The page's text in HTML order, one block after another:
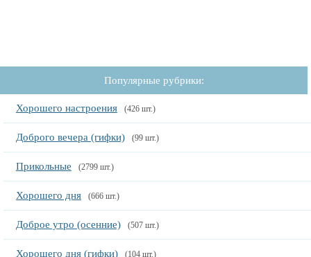
Популярные рубрики:
Хорошего настроения (426 шт.)
Доброго вечера (гифки) (99 шт.)
Прикольные (2799 шт.)
Хорошего дня (666 шт.)
Доброе утро (осенние) (507 шт.)
Хорошего дня (гифки) (104 шт.)